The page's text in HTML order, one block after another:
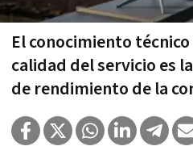
El conocimiento
calidad del servicio es
de rendimiento de la